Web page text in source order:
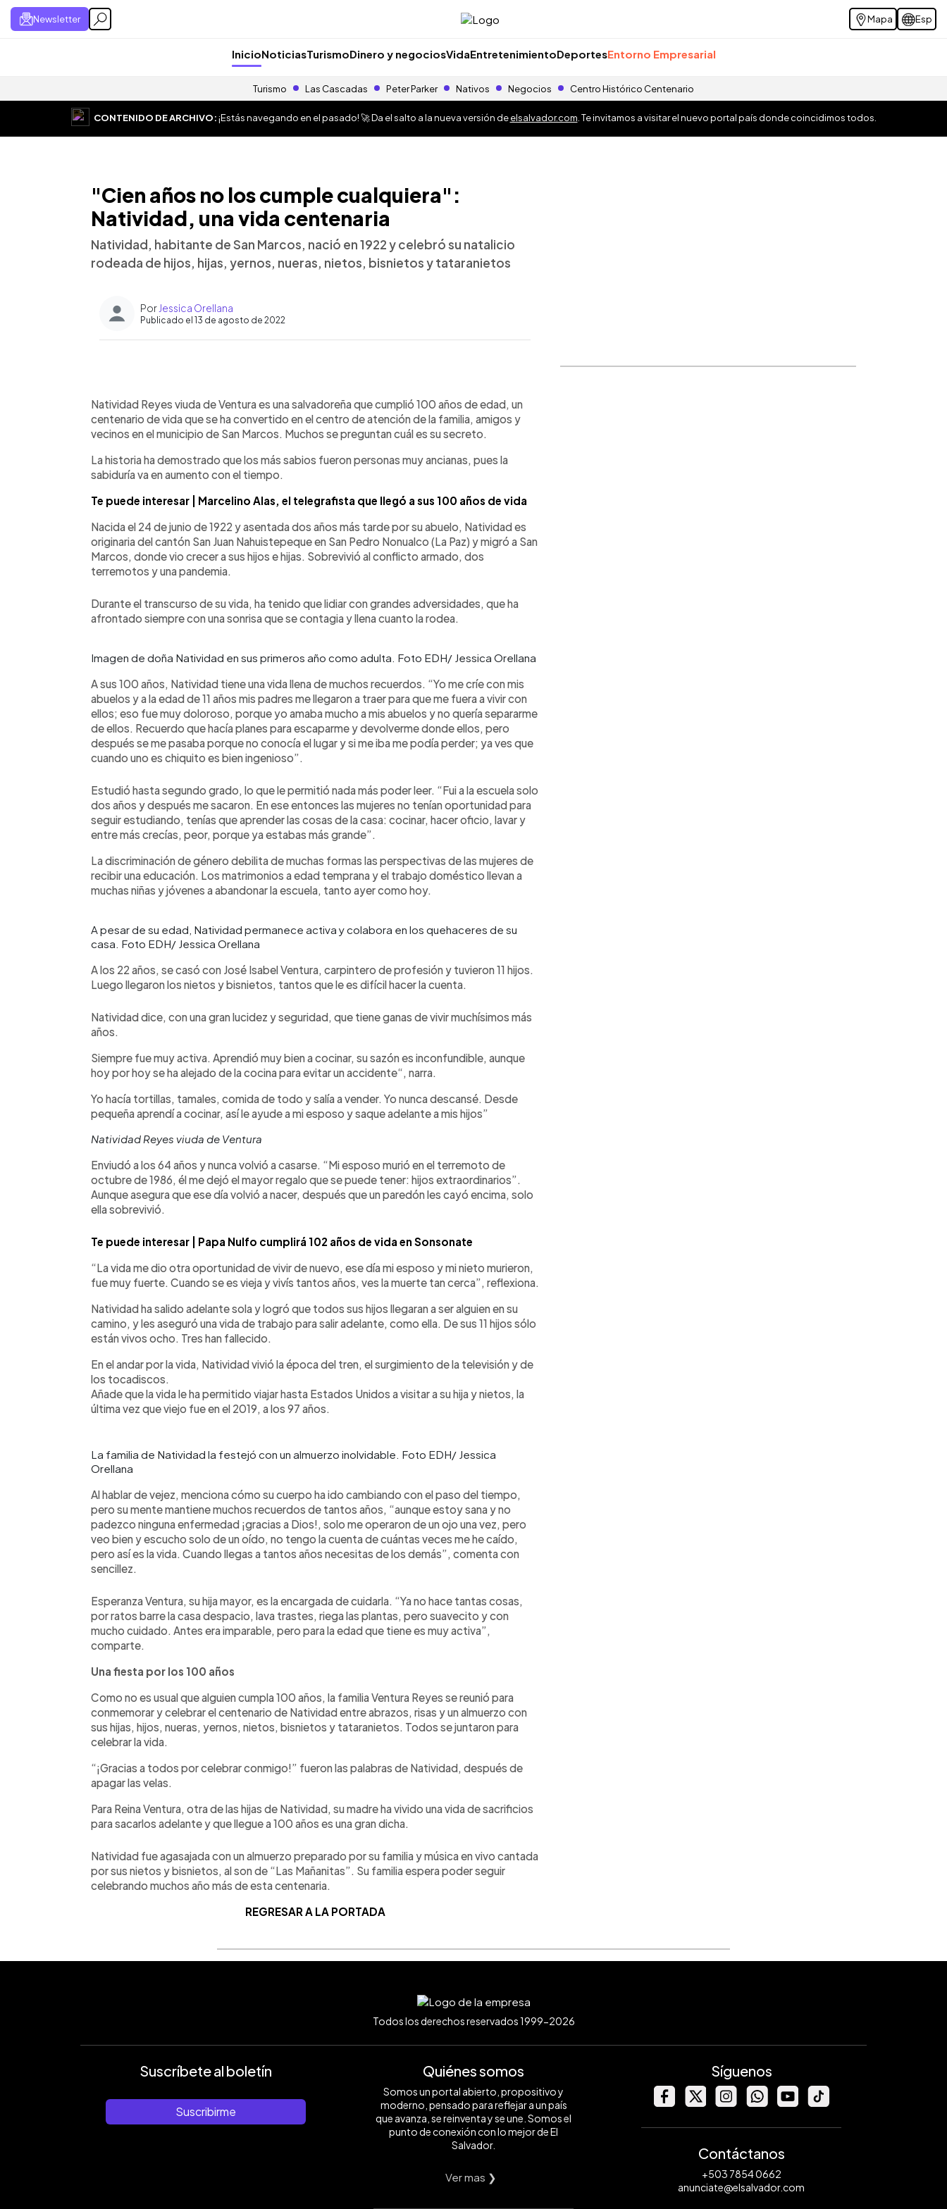
Newsletter Mapa Esp
InicioNoticiasTurismoDinero y negociosVidaEntretenimientoDeportesEntorno Empresarial
Turismo Las Cascadas Peter Parker Nativos Negocios Centro Histórico Centenario
CONTENIDO DE ARCHIVO:¡Estás navegando en el pasado! 🚀 Da el salto a la nueva versión deelsalvador.com . Te invitamos a visitar el nuevo portal país donde coincidimos todos.
"Cien años no los cumple cualquiera":
Natividad, una vida centenaria
Natividad, habitante de San Marcos, nació en 1922 y celebró su natalicio
rodeada de hijos, hijas, yernos, nueras, nietos, bisnietos y tataranietos
Por Jessica Orellana
Publicado el 13 de agosto de 2022
► Escuchar artículo
Natividad Reyes viuda de Ventura es una salvadoreña que cumplió 100 años de edad, un
centenario de vida que se ha convertido en el centro de atención de la familia, amigos y
vecinos en el municipio de San Marcos. Muchos se preguntan cuál es su secreto.
La historia ha demostrado que los más sabios fueron personas muy ancianas, pues la
sabiduría va en aumento con el tiempo.
Te puede interesar | Marcelino Alas, el telegrafista que llegó a sus 100 años de vida
Nacida el 24 de junio de 1922 y asentada dos años más tarde por su abuelo, Natividad es
originaria del cantón San Juan Nahuistepeque en San Pedro Nonualco (La Paz) y migró a San
Marcos, donde vio crecer a sus hijos e hijas. Sobrevivió al conflicto armado, dos
terremotos y una pandemia.
Durante el transcurso de su vida, ha tenido que lidiar con grandes adversidades, que ha
afrontado siempre con una sonrisa que se contagia y llena cuanto la rodea.
Imagen de doña Natividad en sus primeros año como adulta. Foto EDH/ Jessica Orellana
A sus 100 años, Natividad tiene una vida llena de muchos recuerdos. “Yo me críe con mis
abuelos y a la edad de 11 años mis padres me llegaron a traer para que me fuera a vivir con
ellos; eso fue muy doloroso, porque yo amaba mucho a mis abuelos y no quería separarme
de ellos. Recuerdo que hacía planes para escaparme y devolverme donde ellos, pero
después se me pasaba porque no conocía el lugar y si me iba me podía perder; ya ves que
cuando uno es chiquito es bien ingenioso”.
Estudió hasta segundo grado, lo que le permitió nada más poder leer. “Fui a la escuela solo
dos años y después me sacaron. En ese entonces las mujeres no tenían oportunidad para
seguir estudiando, tenías que aprender las cosas de la casa: cocinar, hacer oficio, lavar y
entre más crecías, peor, porque ya estabas más grande”.
La discriminación de género debilita de muchas formas las perspectivas de las mujeres de
recibir una educación. Los matrimonios a edad temprana y el trabajo doméstico llevan a
muchas niñas y jóvenes a abandonar la escuela, tanto ayer como hoy.
A pesar de su edad, Natividad permanece activa y colabora en los quehaceres de su
casa. Foto EDH/ Jessica Orellana
A los 22 años, se casó con José Isabel Ventura, carpintero de profesión y tuvieron 11 hijos.
Luego llegaron los nietos y bisnietos, tantos que le es difícil hacer la cuenta.
Natividad dice, con una gran lucidez y seguridad, que tiene ganas de vivir muchísimos más
años.
Siempre fue muy activa. Aprendió muy bien a cocinar, su sazón es inconfundible, aunque
hoy por hoy se ha alejado de la cocina para evitar un accidente“, narra.
Yo hacía tortillas, tamales, comida de todo y salía a vender. Yo nunca descansé. Desde
pequeña aprendí a cocinar, así le ayude a mi esposo y saque adelante a mis hijos”
Natividad Reyes viuda de Ventura
Enviudó a los 64 años y nunca volvió a casarse. “Mi esposo murió en el terremoto de
octubre de 1986, él me dejó el mayor regalo que se puede tener: hijos extraordinarios”.
Aunque asegura que ese día volvió a nacer, después que un paredón les cayó encima, solo
ella sobrevivió.
Te puede interesar | Papa Nulfo cumplirá 102 años de vida en Sonsonate
“La vida me dio otra oportunidad de vivir de nuevo, ese día mi esposo y mi nieto murieron,
fue muy fuerte. Cuando se es vieja y vivís tantos años, ves la muerte tan cerca”, reflexiona.
Natividad ha salido adelante sola y logró que todos sus hijos llegaran a ser alguien en su
camino, y les aseguró una vida de trabajo para salir adelante, como ella. De sus 11 hijos sólo
están vivos ocho. Tres han fallecido.
En el andar por la vida, Natividad vivió la época del tren, el surgimiento de la televisión y de
los tocadiscos.
Añade que la vida le ha permitido viajar hasta Estados Unidos a visitar a su hija y nietos, la
última vez que viejo fue en el 2019, a los 97 años.
La familia de Natividad la festejó con un almuerzo inolvidable. Foto EDH/ Jessica
Orellana
Al hablar de vejez, menciona cómo su cuerpo ha ido cambiando con el paso del tiempo,
pero su mente mantiene muchos recuerdos de tantos años, “aunque estoy sana y no
padezco ninguna enfermedad ¡gracias a Dios!, solo me operaron de un ojo una vez, pero
veo bien y escucho solo de un oído, no tengo la cuenta de cuántas veces me he caído,
pero así es la vida. Cuando llegas a tantos años necesitas de los demás”, comenta con
sencillez.
Esperanza Ventura, su hija mayor, es la encargada de cuidarla. “Ya no hace tantas cosas,
por ratos barre la casa despacio, lava trastes, riega las plantas, pero suavecito y con
mucho cuidado. Antes era imparable, pero para la edad que tiene es muy activa”,
comparte.
Una fiesta por los 100 años
Como no es usual que alguien cumpla 100 años, la familia Ventura Reyes se reunió para
conmemorar y celebrar el centenario de Natividad entre abrazos, risas y un almuerzo con
sus hijas, hijos, nueras, yernos, nietos, bisnietos y tataranietos. Todos se juntaron para
celebrar la vida.
“¡Gracias a todos por celebrar conmigo!” fueron las palabras de Natividad, después de
apagar las velas.
Para Reina Ventura, otra de las hijas de Natividad, su madre ha vivido una vida de sacrificios
para sacarlos adelante y que llegue a 100 años es una gran dicha.
Natividad fue agasajada con un almuerzo preparado por su familia y música en vivo cantada
por sus nietos y bisnietos, al son de “Las Mañanitas”. Su familia espera poder seguir
celebrando muchos año más de esta centenaria.
REGRESAR A LA PORTADA
Todos los derechos reservados 1999-2026
Suscríbete al boletín
Suscribirme
Quiénes somos
Somos un portal abierto, propositivo y
moderno, pensado para reflejar a un país
que avanza, se reinventa y se une. Somos el
punto de conexión con lo mejor de El
Salvador.
Ver mas ❯
Síguenos
Contáctanos
+503 7854 0662
anunciate@elsalvador.com